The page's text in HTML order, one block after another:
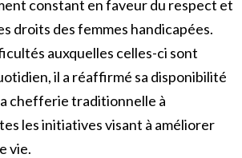
constant en faveur du respect et
droits des femmes handicapées.
auxquelles celles-ci sont
il a réaffirmé sa disponibilité
chefferie traditionnelle à
les initiatives visant à améliorer
vie.